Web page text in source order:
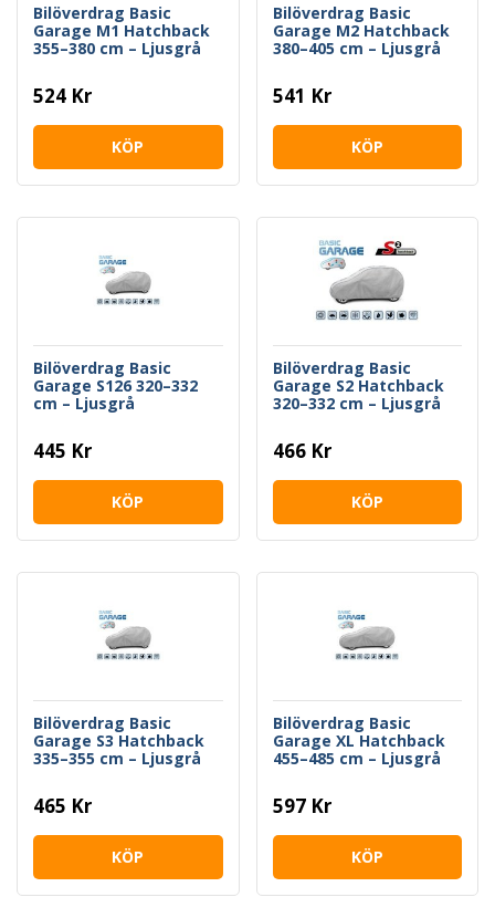
Bilöverdrag Basic
Garage M1 Hatchback
355–380 cm – Ljusgrå
524 Kr
KÖP
Bilöverdrag Basic
Garage M2 Hatchback
380–405 cm – Ljusgrå
541 Kr
KÖP
Bilöverdrag Basic
Garage S126 320–332
cm – Ljusgrå
445 Kr
KÖP
Bilöverdrag Basic
Garage S2 Hatchback
320–332 cm – Ljusgrå
466 Kr
KÖP
Bilöverdrag Basic
Garage S3 Hatchback
335–355 cm – Ljusgrå
465 Kr
KÖP
Bilöverdrag Basic
Garage XL Hatchback
455–485 cm – Ljusgrå
597 Kr
KÖP